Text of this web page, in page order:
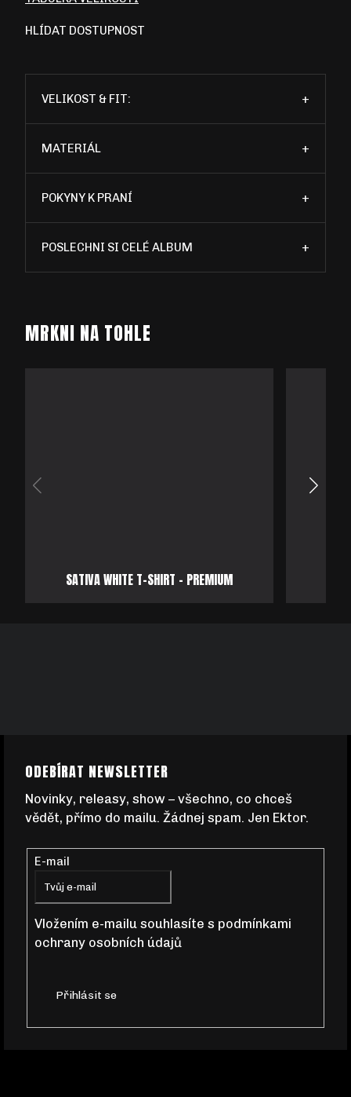
HLÍDAT DOSTUPNOST
VELIKOST & FIT: +
MATERIÁL +
POKYNY K PRANÍ +
POSLECHNI SI CELÉ ALBUM +
SATIVA WHITE T-SHIRT - PREMIUM
ODEBÍRAT NEWSLETTER
Novinky, releasy, show – všechno, co chceš
vědět, přímo do mailu. Žádnej spam. Jen Ektor.
E-mail
Vložením e-mailu souhlasíte s podmínkami
ochrany osobních údajů
Přihlásit se